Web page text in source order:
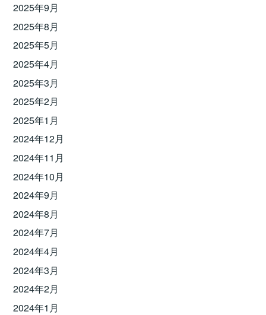
2025年9月
2025年8月
2025年5月
2025年4月
2025年3月
2025年2月
2025年1月
2024年12月
2024年11月
2024年10月
2024年9月
2024年8月
2024年7月
2024年4月
2024年3月
2024年2月
2024年1月